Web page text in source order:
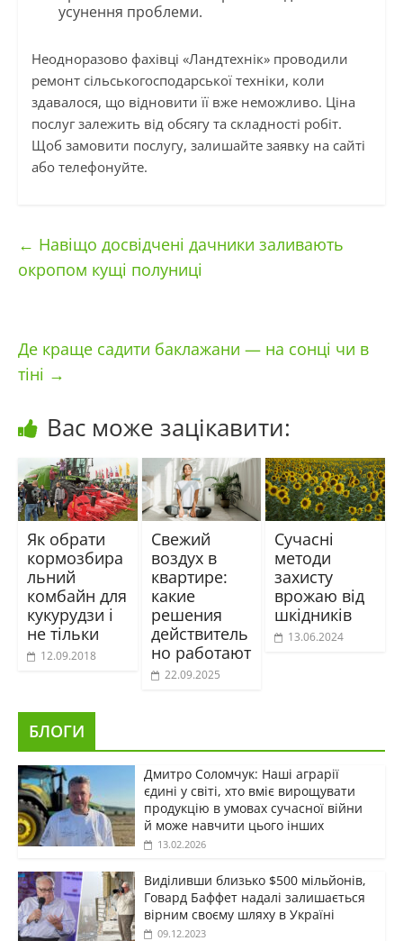
усунення проблеми.
Неодноразово фахівці «Ландтехнік» проводили
ремонт сільськогосподарської техніки, коли
здавалося, що відновити її вже неможливо. Ціна
послуг залежить від обсягу та складності робіт.
Щоб замовити послугу, залишайте заявку на сайті
або телефонуйте.
← Навіщо досвідчені дачники заливають
окропом кущі полуниці
Де краще садити баклажани — на сонці чи в
тіні →
Вас може зацікавити:
Як обрати
кормозбира
льний
комбайн для
кукурудзи і
не тільки
12.09.2018
Свежий
воздух в
квартире:
какие
решения
действитель
но работают
22.09.2025
Сучасні
методи
захисту
врожаю від
шкідників
13.06.2024
БЛОГИ
Дмитро Соломчук: Наші аграрії
єдині у світі, хто вміє вирощувати
продукцію в умовах сучасної війни
й може навчити цього інших
13.02.2026
Виділивши близько $500 мільйонів,
Говард Баффет надалі залишається
вірним своєму шляху в Україні
09.12.2023